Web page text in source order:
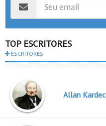
TOP ESCRITORES
ESCRITORES
Allan Kardec